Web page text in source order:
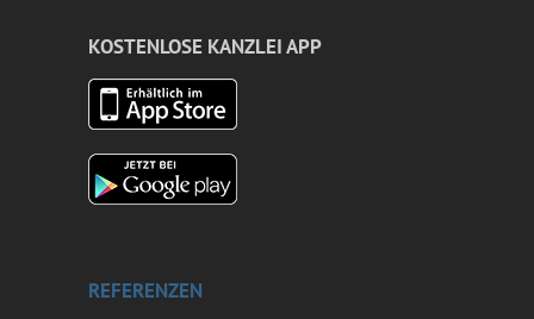
KOSTENLOSE KANZLEI APP
REFERENZEN